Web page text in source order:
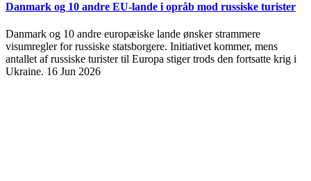
Danmark og 10 andre EU-lande i opråb mod russiske turister
Danmark og 10 andre europæiske lande ønsker strammere
visumregler for russiske statsborgere. Initiativet kommer, mens
antallet af russiske turister til Europa stiger trods den fortsatte krig i
Ukraine. 16 Jun 2026